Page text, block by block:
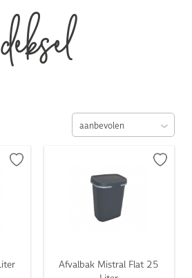
deksel
Afvalbak Mistral Flat 25